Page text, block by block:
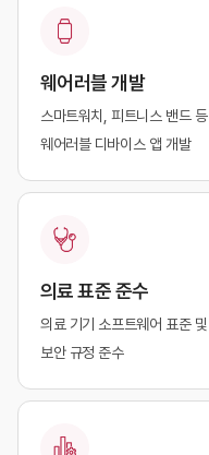
웨어러블 개발
스마트워치, 피트니스 밴드 등
웨어러블 디바이스 앱 개발
의료 표준 준수
의료 기기 소프트웨어 표준 및
보안 규정 준수